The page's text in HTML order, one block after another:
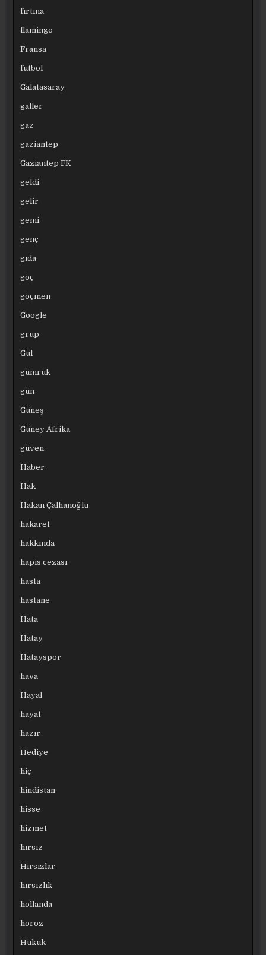
fırtına
flamingo
Fransa
futbol
Galatasaray
galler
gaz
gaziantep
Gaziantep FK
geldi
gelir
gemi
genç
gıda
göç
göçmen
Google
grup
Gül
gümrük
gün
Güneş
Güney Afrika
güven
Haber
Hak
Hakan Çalhanoğlu
hakaret
hakkında
hapis cezası
hasta
hastane
Hata
Hatay
Hatayspor
hava
Hayal
hayat
hazır
Hediye
hiç
hindistan
hisse
hizmet
hırsız
Hırsızlar
hırsızlık
hollanda
horoz
Hukuk